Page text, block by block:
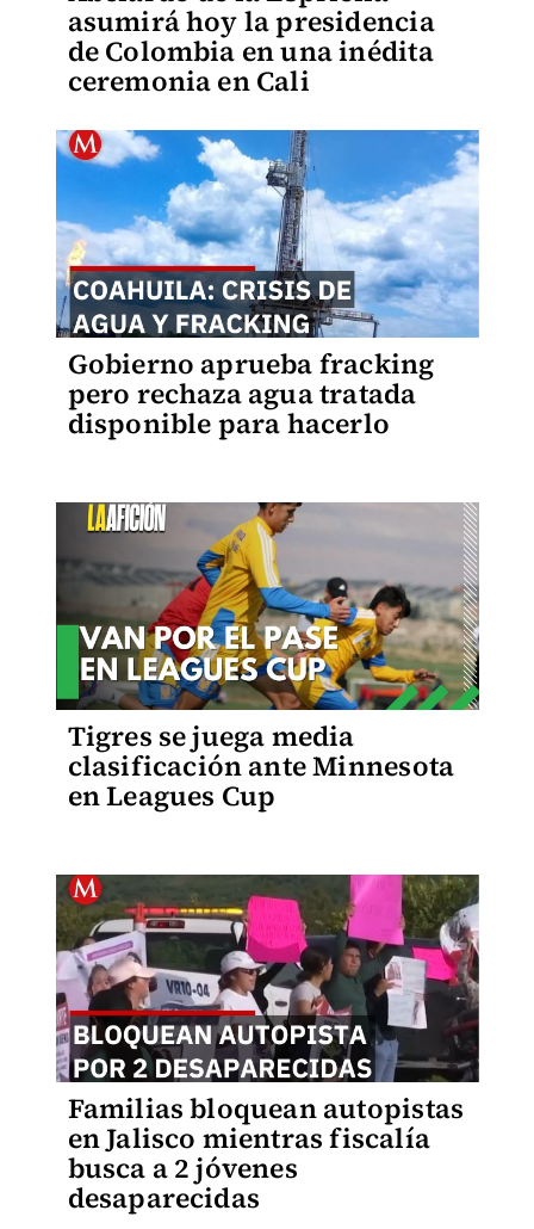
asumirá hoy la presidencia
de Colombia en una inédita
ceremonia en Cali
Gobierno aprueba fracking
pero rechaza agua tratada
disponible para hacerlo
Tigres se juega media
clasificación ante Minnesota
en Leagues Cup
Familias bloquean autopistas
en Jalisco mientras fiscalía
busca a 2 jóvenes
desaparecidas